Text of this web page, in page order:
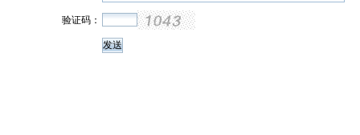
验证码：